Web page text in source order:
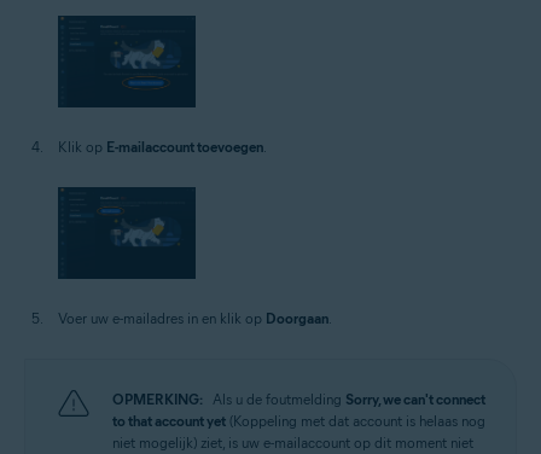
Klik op E-mailaccount toevoegen.
Voer uw e-mailadres in en klik op Doorgaan.
OPMERKING: Als u de foutmelding Sorry, we can't connect
to that account yet (Koppeling met dat account is helaas nog
niet mogelijk) ziet, is uw e-mailaccount op dit moment niet